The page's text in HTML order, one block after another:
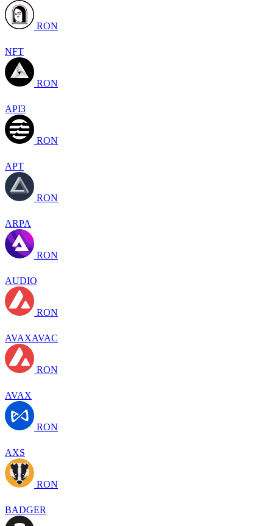
RON
NFT
RON
API3
RON
APT
RON
ARPA
RON
AUDIO
RON
AVAXAVAC
RON
AVAX
RON
AXS
RON
BADGER